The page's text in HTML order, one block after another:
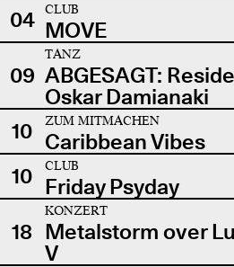
04
CLUB
MOVE
09
TANZ
ABGESAGT:
Oskar Damianaki
10
ZUM MITMACHEN
Caribbean Vibes
10
CLUB
Friday Psyday
18
KONZERT
Metalstorm over
V